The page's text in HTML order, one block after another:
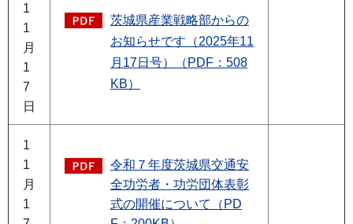
1
1
月
1
7
日
茨城県産業戦略部からの
お知らせです（2025年11
月17日号）（PDF：508
KB）
1
1
月
1
令和７年度茨城県交通安
全功労者・功労団体表彰
式の開催について（PD